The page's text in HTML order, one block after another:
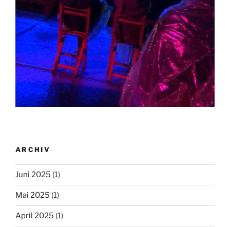
ARCHIV
Juni 2025 (1)
Mai 2025 (1)
April 2025 (1)